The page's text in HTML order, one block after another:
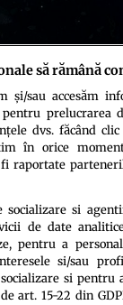
să rămână
și/sau accesăm
prelucrarea
dvs. făcând
în orice
raportate
si
de date
pentru a
si/sau
si pentru
art. 15-22 din